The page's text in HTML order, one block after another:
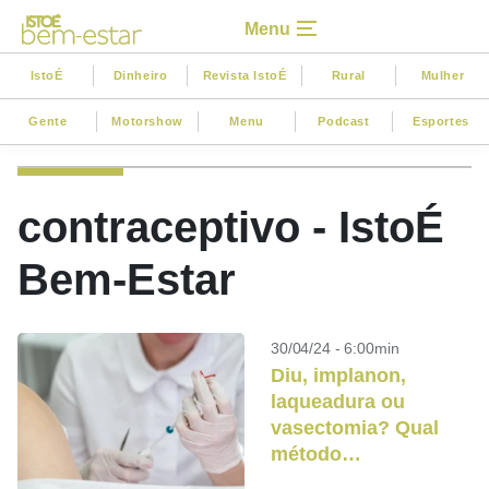
Menu
IstoÉ Dinheiro Revista IstoÉ Rural Mulher
Gente Motorshow Menu Podcast Esportes
contraceptivo - IstoÉ
Bem-Estar
30/04/24 - 6:00min
Diu, implanon,
laqueadura ou
vasectomia? Qual
método